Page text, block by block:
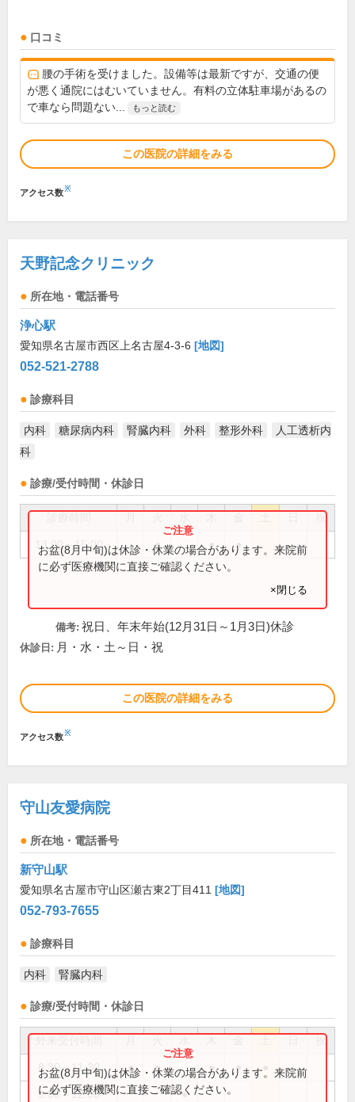
口コミ
腰の手術を受けました。設備等は最新ですが、交通の便
が悪く通院にはむいていません。有料の立体駐車場があるの
で車なら問題ない...
もっと読む
この医院の詳細をみる
アクセス数※
天野記念クリニック
所在地・電話番号
浄心駅
愛知県名古屋市西区上名古屋4-3-6 [地図]
052-521-2788
診療科目
内科 糖尿病内科 腎臓内科 外科 整形外科
人工透析内
科
診療/受付時間・休診日
祝
13:00～15:00 ● ● ●
お盆(8月中旬)は休診・休業の場合があります。来院前
に必ず医療機関に直接ご確認ください。
×閉じる
備考: 祝日、年末年始(12月31日～1月3日)休診
休診日: 月・水・土～日・祝
この医院の詳細をみる
アクセス数※
守山友愛病院
所在地・電話番号
新守山駅
愛知県名古屋市守山区瀬古東2丁目411 [地図]
052-793-7655
診療科目
内科 腎臓内科
診療/受付時間・休診日
祝
8:30～11:30 ● ● ● ●
9:00～12:00 ●
お盆(8月中旬)は休診・休業の場合があります。来院前
に必ず医療機関に直接ご確認ください。